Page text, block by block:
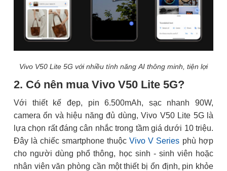
Vivo V50 Lite 5G với nhiều tính năng AI thông minh, tiện lợi
2. Có nên mua Vivo V50 Lite 5G?
Với thiết kế đẹp, pin 6.500mAh, sạc nhanh 90W,
camera ổn và hiệu năng đủ dùng, Vivo V50 Lite 5G là
lựa chọn rất đáng cân nhắc trong tầm giá dưới 10 triệu.
Đây là chiếc smartphone thuộc Vivo V Series phù hợp
cho người dùng phổ thông, học sinh - sinh viên hoặc
nhân viên văn phòng cần một thiết bị ổn định, pin khỏe